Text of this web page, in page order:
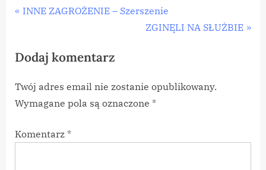
Nawigacja
P
v
o
u
P
INNE ZAGROŻENIE – Szerszenie
N
P
o
t
ZGINĘLI NA SŁUŻBIE
Dodaj komentarz
Twój adres email nie zostanie opublikowany.
Wymagane pola są oznaczone *
Komentarz *